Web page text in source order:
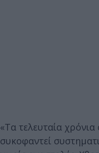
«Τα τελευταία
συκοφαντεί